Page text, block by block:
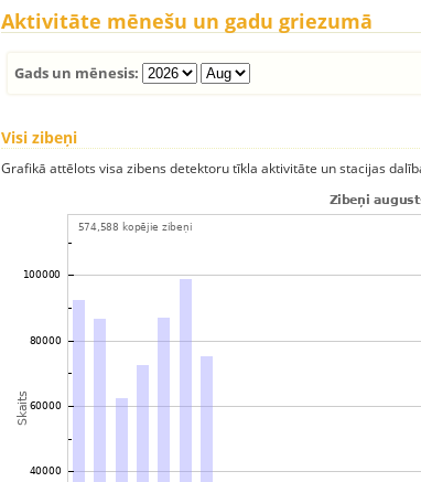
Aktivitāte mēnešu un gadu griezumā
Gads un mēnesis:
Visi zibeņi
Grafikā attēlots visa zibens detektoru tīkla aktivitāte un stacijas